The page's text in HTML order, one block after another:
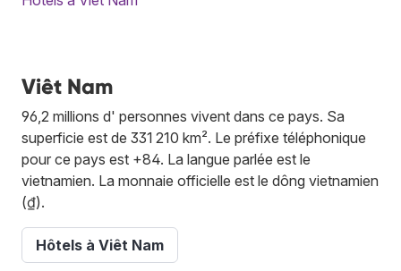
Viêt Nam
96,2 millions d' personnes vivent dans ce pays. Sa
superficie est de 331 210 km². Le préfixe téléphonique
pour ce pays est +84. La langue parlée est le
vietnamien. La monnaie officielle est le dông vietnamien
(₫).
Hôtels à Viêt Nam